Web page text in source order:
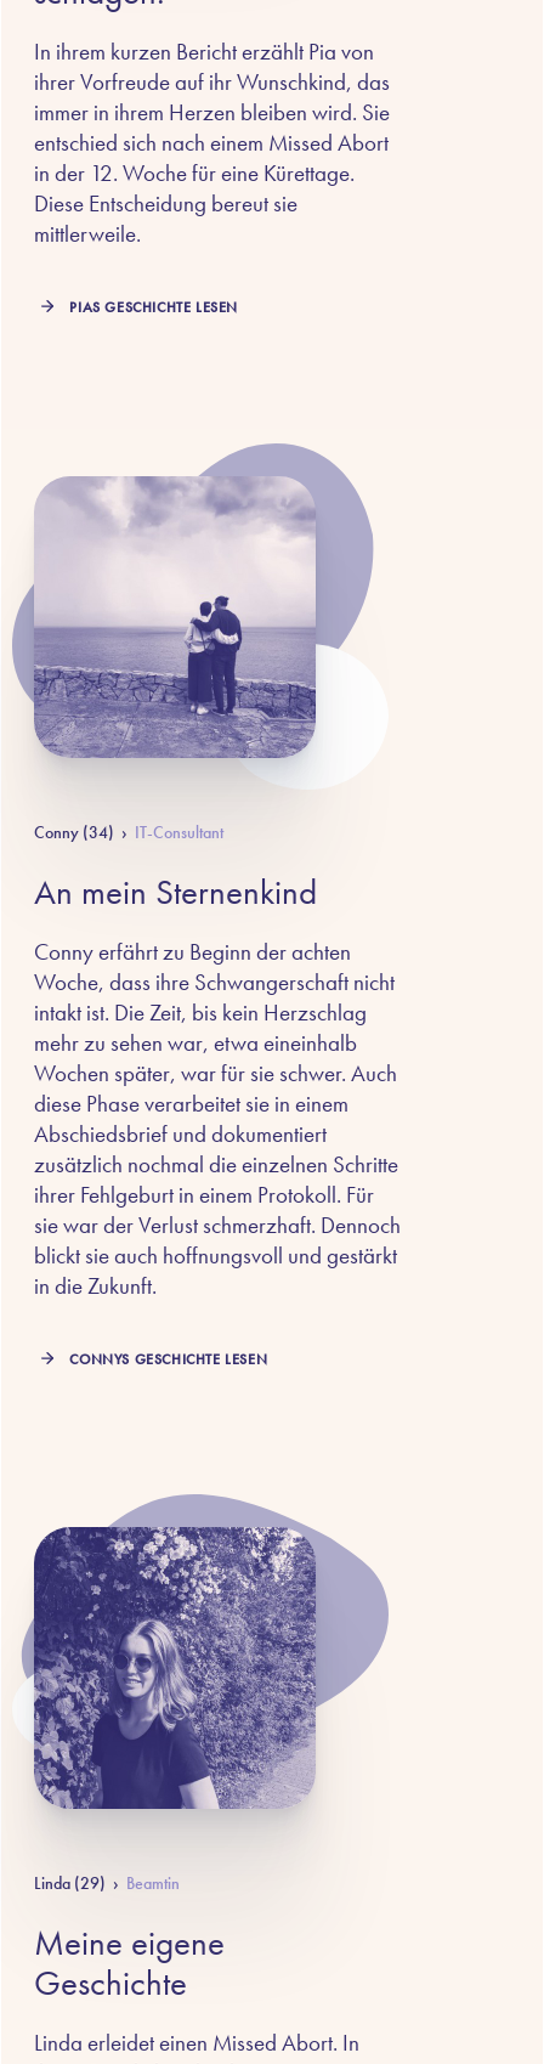
In ihrem kurzen Bericht erzählt Pia von
ihrer Vorfreude auf ihr Wunschkind, das
immer in ihrem Herzen bleiben wird. Sie
entschied sich nach einem Missed Abort
in der 12. Woche für eine Kürettage.
Diese Entscheidung bereut sie
mittlerweile.
PIAS GESCHICHTE LESEN
Conny (34) › IT-Consultant
An mein Sternenkind
Conny erfährt zu Beginn der achten
Woche, dass ihre Schwangerschaft nicht
intakt ist. Die Zeit, bis kein Herzschlag
mehr zu sehen war, etwa eineinhalb
Wochen später, war für sie schwer. Auch
diese Phase verarbeitet sie in einem
Abschiedsbrief und dokumentiert
zusätzlich nochmal die einzelnen Schritte
ihrer Fehlgeburt in einem Protokoll. Für
sie war der Verlust schmerzhaft. Dennoch
blickt sie auch hoffnungsvoll und gestärkt
in die Zukunft.
CONNYS GESCHICHTE LESEN
Linda (29) › Beamtin
Meine eigene
Geschichte
Linda erleidet einen Missed Abort. In